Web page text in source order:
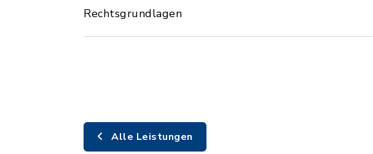
Rechtsgrundlagen
Alle Leistungen